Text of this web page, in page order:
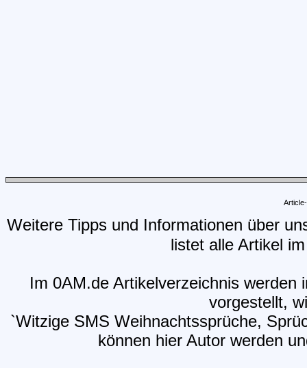
Weitere Tipps und Informationen über
listet alle Artikel
Im 0AM.de Artikelverzeichnis
vorgestellt,
`Witzige SMS Weihnachtssprüche,
können hier Autor werden